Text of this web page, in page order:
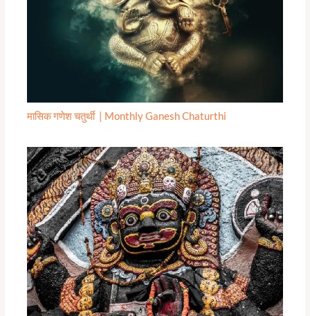
मासिक गणेश चतुर्थी | Monthly Ganesh Chaturthi